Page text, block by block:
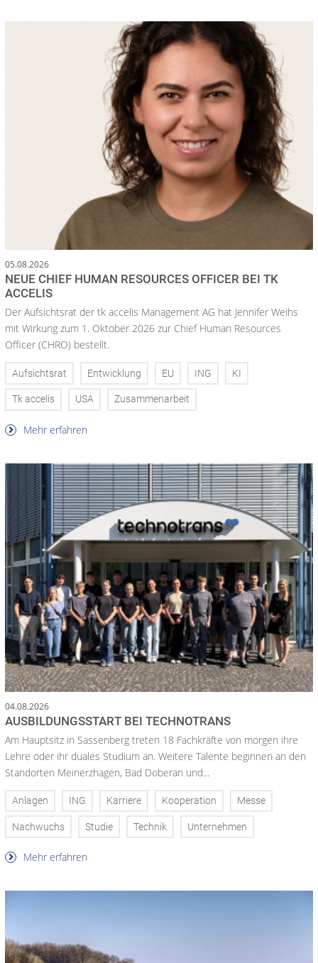
05.08.2026
NEUE CHIEF HUMAN RESOURCES OFFICER BEI TK
ACCELIS
Der Aufsichtsrat der tk accelis Management AG hat Jennifer Weihs
mit Wirkung zum 1. Oktober 2026 zur Chief Human Resources
Officer (CHRO) bestellt.
Aufsichtsrat Entwicklung EU ING KI
Tk accelis USA Zusammenarbeit
Mehr erfahren
04.08.2026
AUSBILDUNGSSTART BEI TECHNOTRANS
Am Hauptsitz in Sassenberg treten 18 Fachkräfte von morgen ihre
Lehre oder ihr duales Studium an. Weitere Talente beginnen an den
Standorten Meinerzhagen, Bad Doberan und...
Anlagen ING Karriere Kooperation Messe
Nachwuchs Studie Technik Unternehmen
Mehr erfahren